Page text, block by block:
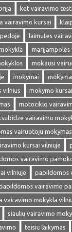
ket vairavimo
vairavimo kursai
laimutes
marijampoles
mokausi
mokymai
vilnius mokymo
motociklo
vairavimo
vairuotoju
kursai vilniuje
vairavimo
vilniuje
papildomos
vairavimo
vairavimo mokykla
siauliu vairavimo
teisiu laikymas